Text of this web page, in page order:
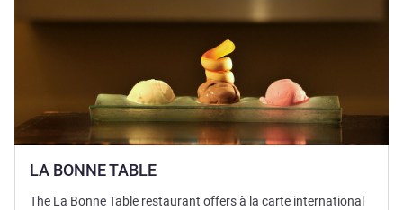
LA BONNE TABLE
The La Bonne Table restaurant offers à la carte international